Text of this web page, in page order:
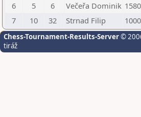
6
5 6 Večeřa Dominik 1580
7
10 32 Strnad Filip 1000
Chess-Tournament-Results-Server©
tiráž